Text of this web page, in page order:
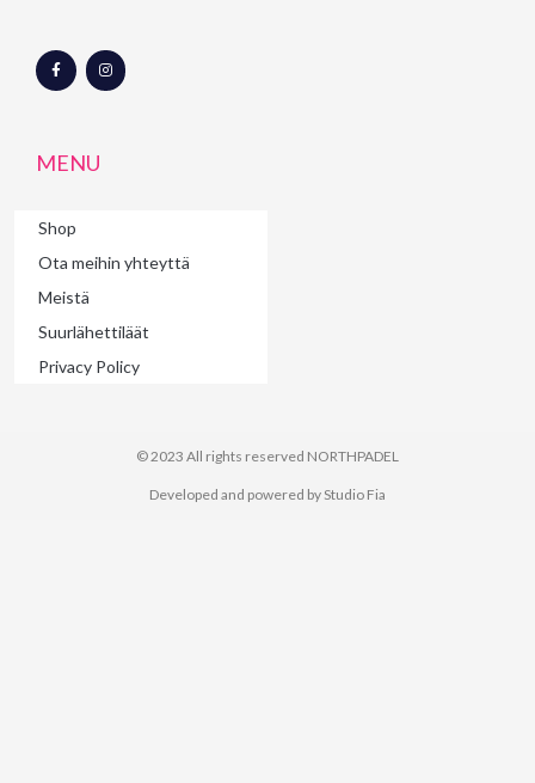
F
a
c
k
-
I
n
s
MENU
Shop
Ota meihin yhteyttä
Meistä
Suurlähettiläät
Privacy Policy
© 2023 All rights reserved​ NORTHPADEL
Developed and powered by Studio Fia